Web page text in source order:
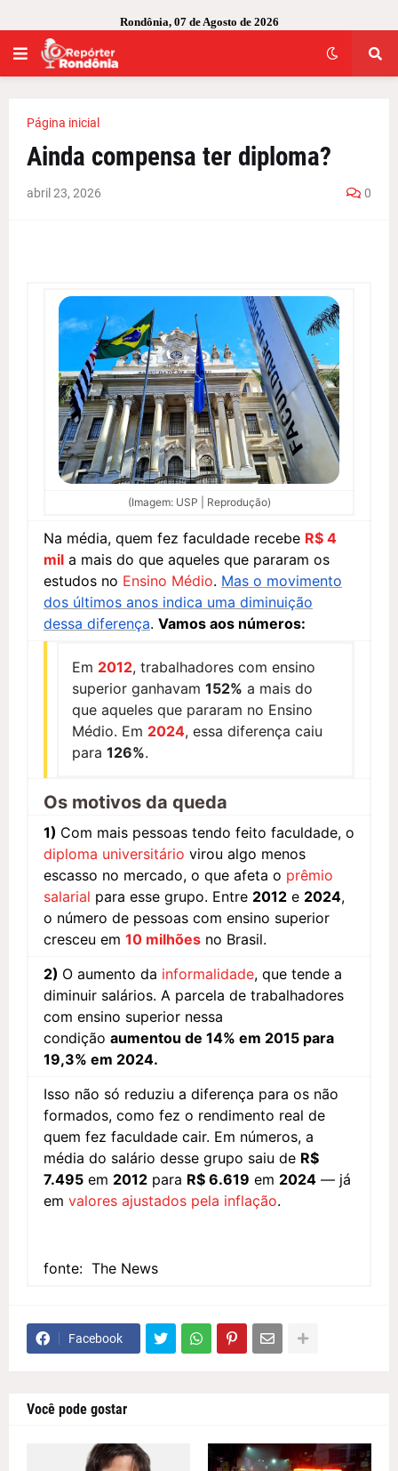
Rondônia, 07 de Agosto de 2026
Página inicial
Ainda compensa ter diploma?
abril 23, 2026 0
(Imagem: USP | Reprodução)
Na média, quem fez faculdade recebe R$ 4
mil a mais do que aqueles que pararam os
estudos no Ensino Médio. Mas o movimento
dos últimos anos indica uma diminuição
dessa diferença. Vamos aos números:
Em 2012, trabalhadores com ensino
superior ganhavam 152% a mais do
que aqueles que pararam no Ensino
Médio. Em 2024, essa diferença caiu
para 126%.
Os motivos da queda
1) Com mais pessoas tendo feito faculdade, o
diploma universitário virou algo menos
escasso no mercado, o que afeta o prêmio
salarial para esse grupo. Entre 2012 e 2024,
o número de pessoas com ensino superior
cresceu em 10 milhões no Brasil.
2) O aumento da informalidade, que tende a
diminuir salários. A parcela de trabalhadores
com ensino superior nessa
condição aumentou de 14% em 2015 para
19,3% em 2024.
Isso não só reduziu a diferença para os não
formados, como fez o rendimento real de
quem fez faculdade cair. Em números, a
média do salário desse grupo saiu de R$
7.495 em 2012 para R$ 6.619 em 2024 — já
em valores ajustados pela inflação.
fonte: The News
Facebook
Você pode gostar